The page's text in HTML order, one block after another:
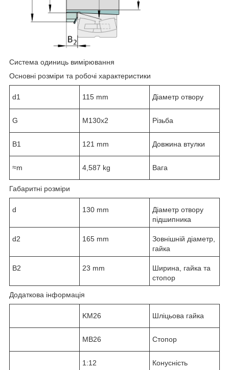
Система одиниць вимірювання
Основні розміри та робочі характеристики
d1 115 mm Діаметр отвору
G M130x2 Різьба
B1 121 mm Довжина втулки
≈m 4,587 kg Вага
Габаритні розміри
d 130 mm
Діаметр отвору
підшипника
d2 165 mm
Зовнішній діаметр,
гайка
B2 23 mm
Ширина, гайка та
стопор
Додаткова інформація
KM26 Шліцьова гайка
MB26 Стопор
1:12 Конусність